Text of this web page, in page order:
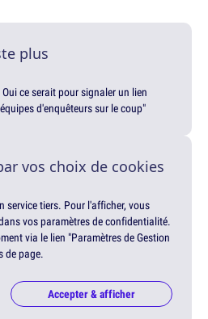
plus
ce serait pour signaler un lien
d'enquêteurs sur le coup"
vos choix de cookies
service tiers. Pour l'afficher, vous
vos paramètres de confidentialité.
via le lien "Paramètres de Gestion
de page.
Accepter & afficher